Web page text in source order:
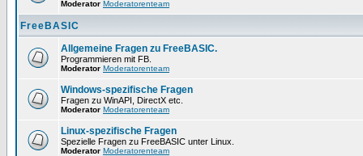
Moderator Moderatorenteam
FreeBASIC
Allgemeine Fragen zu FreeBASIC.
Programmieren mit FB.
Moderator Moderatorenteam
Windows-spezifische Fragen
Fragen zu WinAPI, DirectX etc.
Moderator Moderatorenteam
Linux-spezifische Fragen
Spezielle Fragen zu FreeBASIC unter Linux.
Moderator Moderatorenteam